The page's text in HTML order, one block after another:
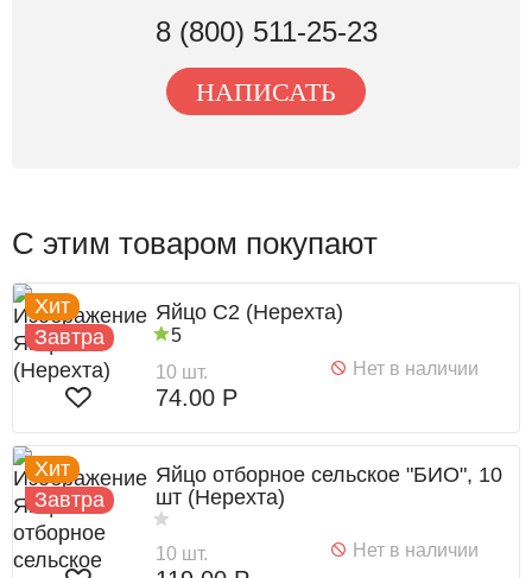
8 (800) 511-25-23
НАПИСАТЬ
С этим товаром покупают
Хит
Завтра
5
Яйцо С2 (Нерехта)
10 шт.
74.00 Р
Нет в наличии
Хит
Завтра
Яйцо отборное сельское "БИО", 10
шт (Нерехта)
10 шт. Нет в наличии